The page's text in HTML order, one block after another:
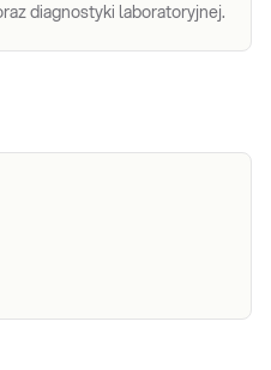
diagnostyki laboratoryjnej.